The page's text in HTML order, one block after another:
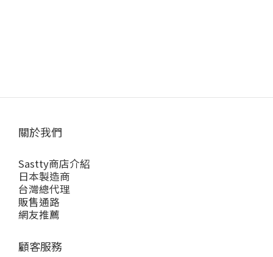
關於我們
Sastty商店介紹
日本製造商
台灣總代理
販售通路
網友推薦
顧客服務